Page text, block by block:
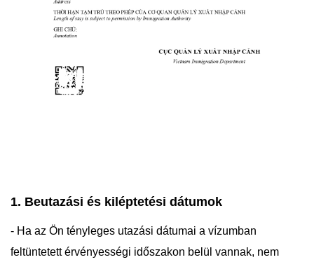
1. Beutazási és kiléptetési dátumok
- Ha az Ön tényleges utazási dátumai a vízumban
feltüntetett érvényességi időszakon belül vannak, nem